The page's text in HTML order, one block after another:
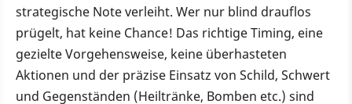
strategische Note verleiht. Wer nur blind drauflos
prügelt, hat keine Chance! Das richtige Timing, eine
gezielte Vorgehensweise, keine überhasteten
Aktionen und der präzise Einsatz von Schild, Schwert
und Gegenständen (Heiltränke, Bomben etc.) sind